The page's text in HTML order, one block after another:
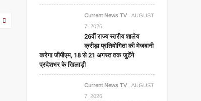
Current News TV
AUGUST
7, 2026
26वीं राज्य स्तरीय शालेय
क्रीड़ा प्रतियोगिता की मेजबानी
करेगा जीपीएम, 18 से 21 अगस्त तक जुटेंगे
प्रदेशभर के खिलाड़ी
Current News TV
AUGUST
7, 2026